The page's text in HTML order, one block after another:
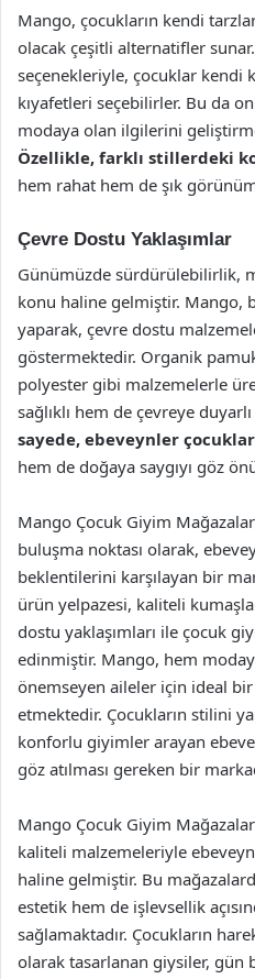
Mango, çocukların kendi
olacak çeşitli alternatifler
seçenekleriyle, çocuklar kendi
kıyafetleri seçebilirler. Bu da
modaya olan ilgilerini
Özellikle, farklı stillerdeki
hem rahat hem de şık
Çevre Dostu Yaklaşımlar
Günümüzde sürdürülebilirlik,
konu haline gelmiştir. Mango,
yaparak, çevre dostu
göstermektedir. Organik
polyester gibi malzemelerle
sağlıklı hem de çevreye
sayede, ebeveynler
hem de doğaya saygıyı göz
Mango Çocuk Giyim
buluşma noktası olarak,
beklentilerini karşılayan bir
ürün yelpazesi, kaliteli
dostu yaklaşımları ile çocuk
edinmiştir. Mango, hem
önemseyen aileler için ideal
etmektedir. Çocukların stilini
konforlu giyimler arayan
göz atılması gereken bir
Mango Çocuk Giyim
kaliteli malzemeleriyle
haline gelmiştir. Bu
estetik hem de işlevsellik
sağlamaktadır. Çocukların
olarak tasarlanan giysiler, gün